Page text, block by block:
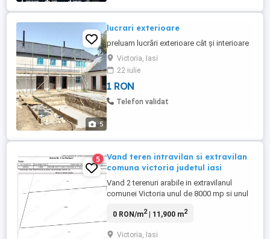
5
lucrari exterioare
preluam lucrări exterioare cât și interioare
Victoria, Iasi
22 iulie
1 RON
Telefon validat
5
Vand teren intravilan si extravilan
comuna victoria judetul iasi
Vand 2 terenuri arabile in extravilanul
comunei Victoria unul de 8000 mp si unul
mp sau impreuna cu 4.5 euro mp, si un
nu colaborez cu agentii. sunt disponibile
0 RON/m2| 11,900 m2
Victoria, Iasi